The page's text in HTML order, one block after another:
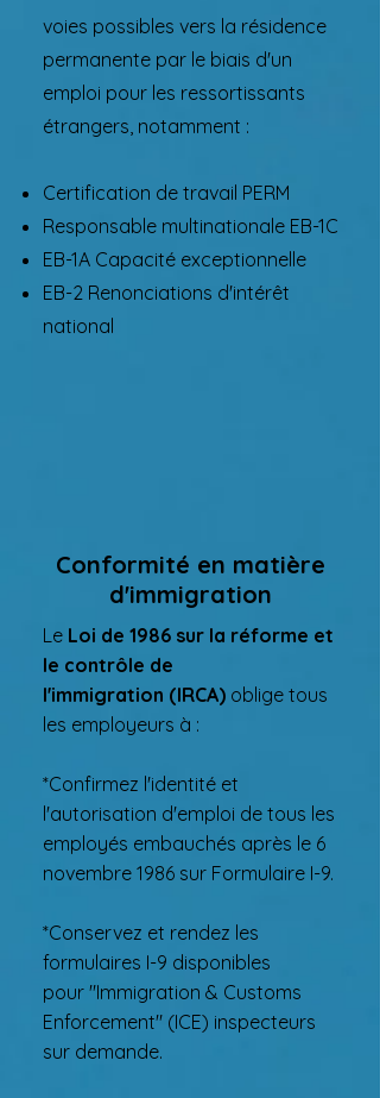
voies possibles vers la résidence
permanente par le biais d'un
emploi pour les ressortissants
étrangers, notamment :
Certification de travail PERM
Responsable multinationale EB-1C
EB-1A Capacité exceptionnelle
EB-2 Renonciations d'intérêt
national
Conformité en matière
d'immigration
Le Loi de 1986 sur la réforme et
le contrôle de
l'immigration (IRCA) oblige tous
les employeurs à :
*Confirmez l'identité et
l'autorisation d'emploi de tous les
employés embauchés après le 6
novembre 1986 sur Formulaire I-9.
*Conservez et rendez les
formulaires I-9 disponibles
pour "Immigration & Customs
Enforcement" (ICE) inspecteurs
sur demande.